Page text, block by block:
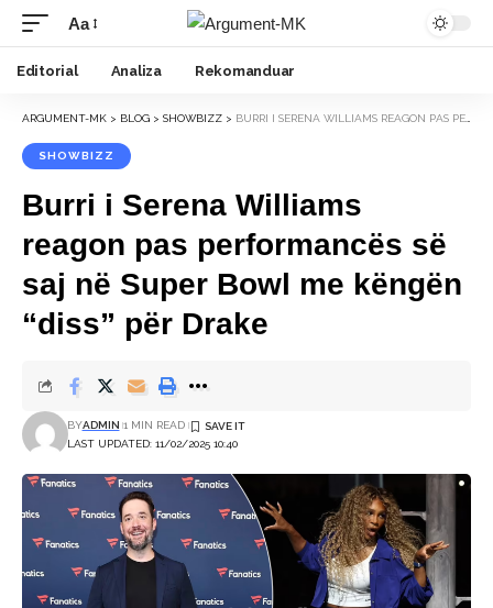
Font
Resizer
Aa
Editorial Analiza Rekomanduar
ARGUMENT-MK > BLOG > SHOWBIZZ > BURRI I SERENA WILLIAMS REAGON PAS PERFORMANCËS SË SAJ NË SUPER BOWL ME KËNGËN “DISS” PËR DRAKE
SHOWBIZZ
Burri i Serena Williams
reagon pas performancës së
saj në Super Bowl me këngën
“diss” për Drake
LAST UPDATED: 11/02/2025 10:40
BYADMIN 1 MIN READ